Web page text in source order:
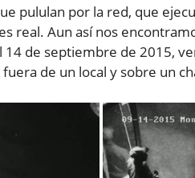
pululan por la red, que
real. Aun así nos
14 de septiembre de 2015,
de un local y sobre un